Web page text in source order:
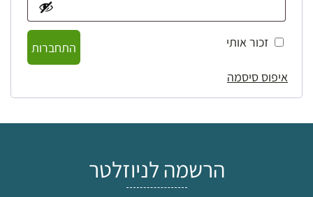
זכור אותי
התחברות
איפוס סיסמה
הרשמה לניוזלטר